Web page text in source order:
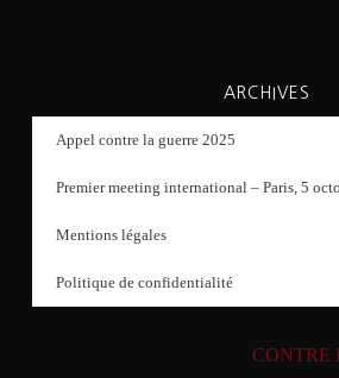
ARCHIVES
Appel contre la guerre 2025
Premier meeting international – Paris, 5
Mentions légales
Politique de confidentialité
CONTRE